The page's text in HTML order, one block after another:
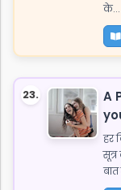
के...
23.
A
हर